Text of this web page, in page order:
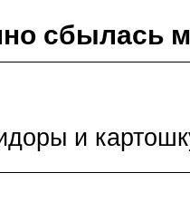
сбылась
и